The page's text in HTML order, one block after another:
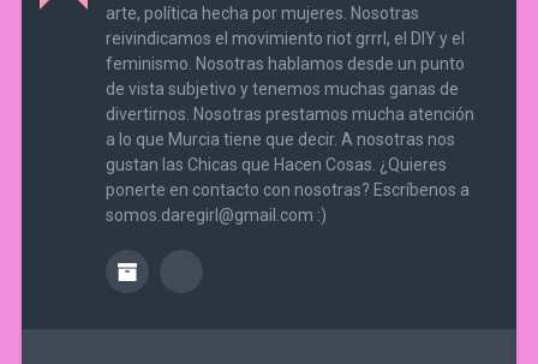
arte, política hecha por mujeres. Nosotras
reivindicamos el movimiento riot grrrl, el DIY y el
feminismo. Nosotras hablamos desde un punto
de vista subjetivo y tenemos muchas ganas de
divertirnos. Nosotras prestamos mucha atención
a lo que Murcia tiene que decir. A nosotras nos
gustan las Chicas que Hacen Cosas. ¿Quieres
ponerte en contacto con nosotras? Escríbenos a
somos.daregirl@gmail.com :)